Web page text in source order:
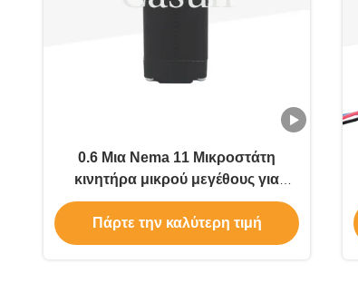
0.6 Μια Nema 11 Μικροστάτη
κινητήρα μικρού μεγέθους για
πιστοποιητικά ρομπότ Ce
Πάρτε την καλύτερη τιμή